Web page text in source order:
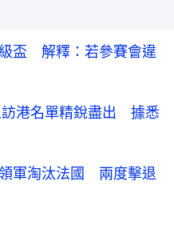
盃 解釋：若參賽會違
港名單精銳盡出 據悉
軍淘汰法國 兩度擊退